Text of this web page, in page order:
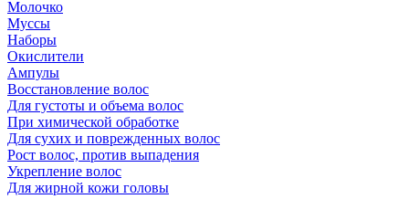
Молочко
Муссы
Наборы
Окислители
Ампулы
Восстановление волос
Для густоты и объема волос
При химической обработке
Для сухих и поврежденных волос
Рост волос, против выпадения
Укрепление волос
Для жирной кожи головы